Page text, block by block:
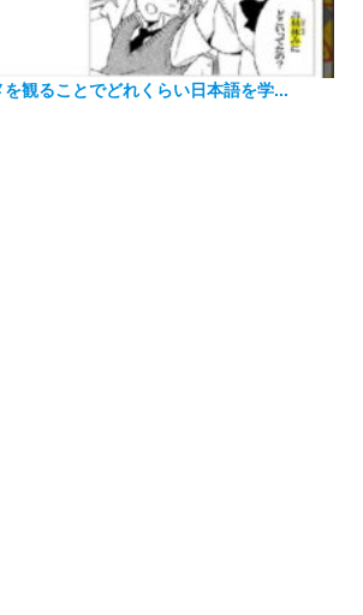
観ることでどれくらい日本語を学...